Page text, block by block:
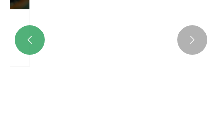
 